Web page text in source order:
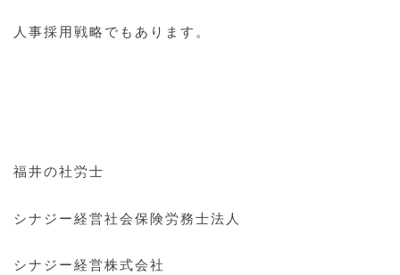
人事採用戦略でもあります。
福井の社労士
シナジー経営社会保険労務士法人
シナジー経営株式会社